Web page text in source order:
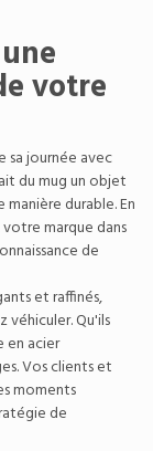
votre
sa journée avec
du mug un objet
durable. En
marque dans
de
et raffinés,
Qu'ils
en acier
Vos clients et
moments
de